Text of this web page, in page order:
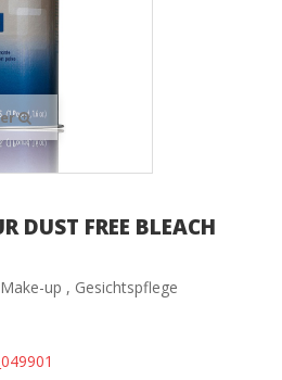
DUST FREE BLEACH
up , Gesichtspflege